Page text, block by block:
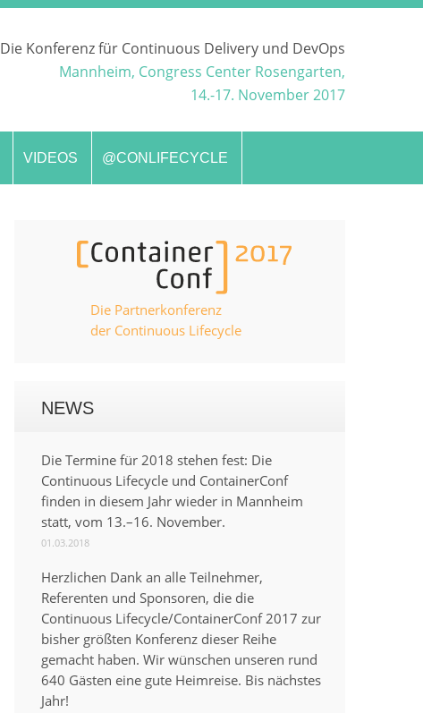
Die Konferenz für Continuous Delivery und DevOps
Mannheim, Congress Center Rosengarten,
14.-17. November 2017
VIDEOS @CONLIFECYCLE
Die Partnerkonferenz
der Continuous Lifecycle
NEWS
Die Termine für 2018 stehen fest: Die
Continuous Lifecycle und ContainerConf
finden in diesem Jahr wieder in Mannheim
statt, vom 13.–16. November.
01.03.2018
Herzlichen Dank an alle Teilnehmer,
Referenten und Sponsoren, die die
Continuous Lifecycle/ContainerConf 2017 zur
bisher größten Konferenz dieser Reihe
gemacht haben. Wir wünschen unseren rund
640 Gästen eine gute Heimreise. Bis nächstes
Jahr!